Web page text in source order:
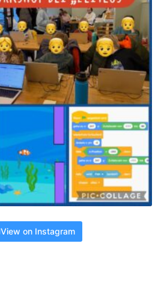
View on Instagram